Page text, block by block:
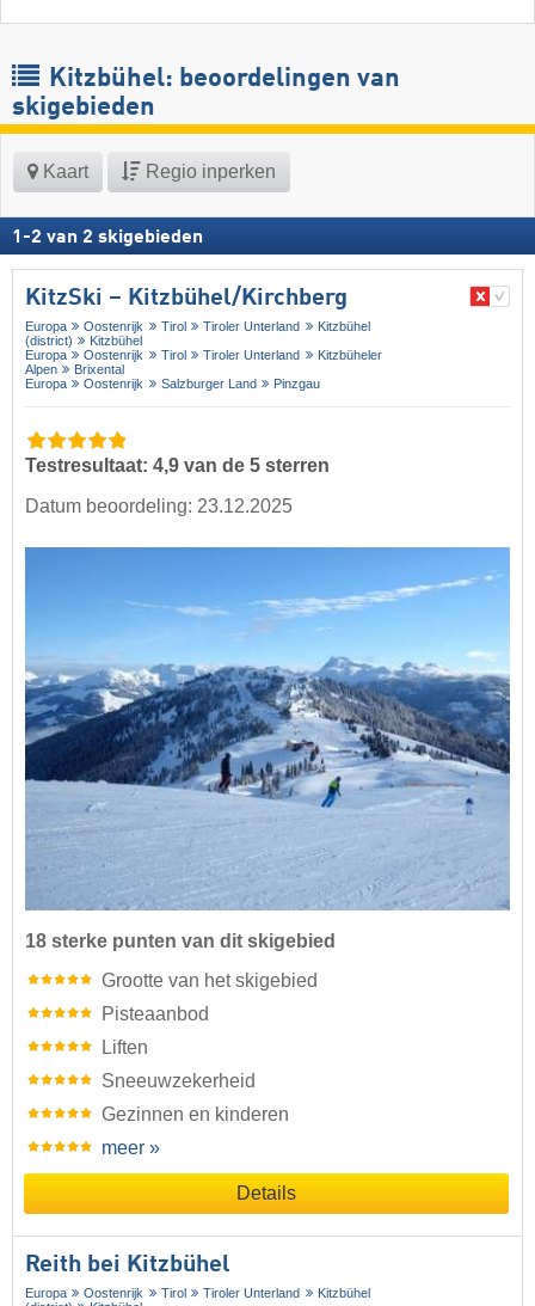
Kitzbühel: beoordelingen van
skigebieden
Kaart Regio inperken
1 -2 van 2 skigebieden
KitzSki – Kitzbühel/​Kirchberg
Europa Oostenrijk Tirol Tiroler Unterland
Kitzbühel
(district)
Kitzbühel
Europa
Oostenrijk Tirol Tiroler Unterland
Kitzbüheler
Alpen
Brixental
Europa
Oostenrijk Salzburger Land Pinzgau
Testresultaat: 4,9 van de 5 sterren
Datum beoordeling: 23.12.2025
18 sterke punten van dit skigebied
Grootte van het skigebied
Pisteaanbod
Liften
Sneeuwzekerheid
Gezinnen en kinderen
meer »
Details
Reith bei Kitzbühel
Europa Oostenrijk Tirol Tiroler Unterland
Kitzbühel